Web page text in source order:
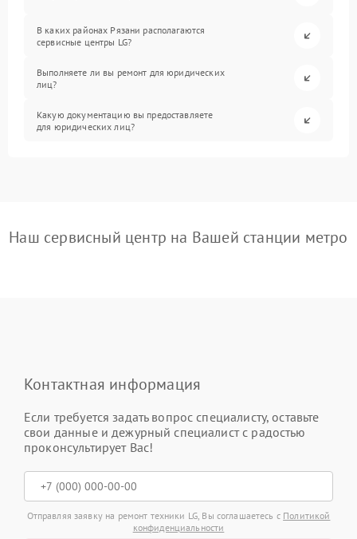
В каких районах Рязани располагаются
сервисные центры LG?
Выполняете ли вы ремонт для юридических
лиц?
Какую документацию вы предоставляете
для юридических лиц?
Наш сервисный центр на Вашей станции метро
Контактная информация
Если требуется задать вопрос специалисту, оставьте
свои данные и дежурный специалист с радостью
проконсультирует Вас!
Отправляя заявку на ремонт техники LG, Вы соглашаетесь с Политикой
конфиденциальности